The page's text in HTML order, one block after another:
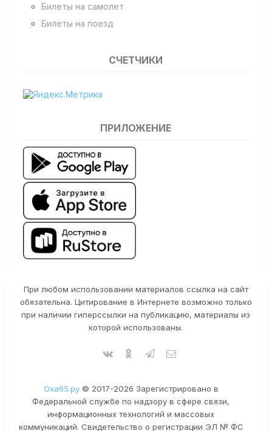
Билеты на самолет
Билеты на поезд
СЧЕТЧИКИ
ПРИЛОЖЕНИЕ
При любом использовании материалов ссылка на сайт
обязательна. Цитирование в Интернете возможно только
при наличии гиперссылки на публикацию, материалы из
которой использованы.
Оха65.ру© 2017-2026 Зарегистрировано в
Федеральной службе по надзору в сфере связи,
информационных технологий и массовых
коммуникаций. Свидетельство о регистрации ЭЛ № ФС